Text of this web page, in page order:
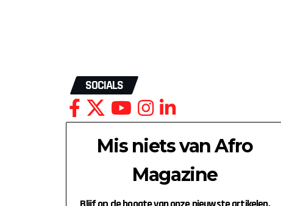
SOCIALS
Mis niets van Afro
Magazine